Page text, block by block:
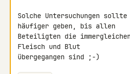
Solche Untersuchungen
häufiger geben, bis allen
Beteiligten die
Fleisch und Blut
übergegangen sind ;-)